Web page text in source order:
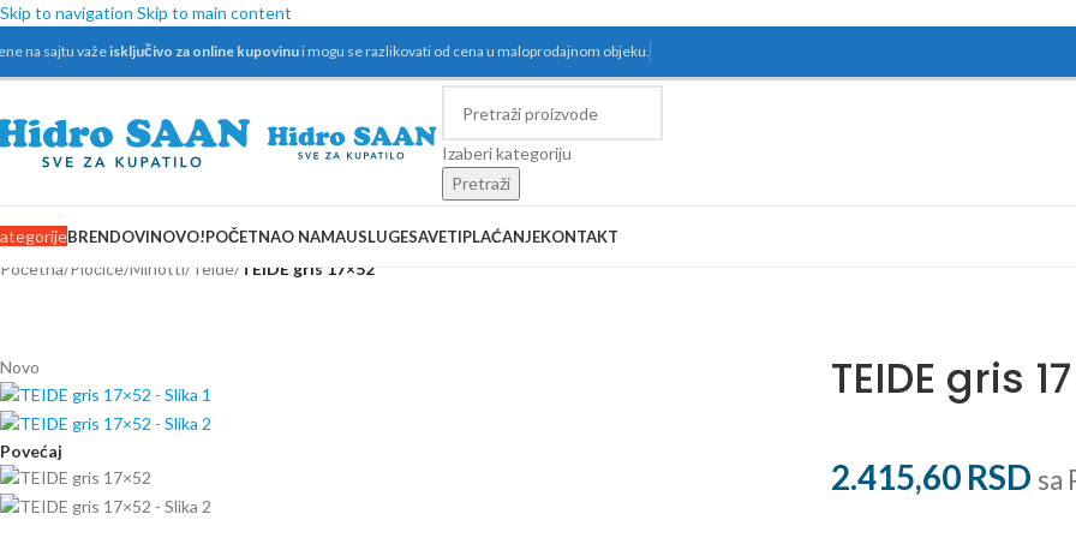
Skip to navigation Skip to main content
na sajtu važeisključivo za online kupovinui mogu se razlikovati od cena u maloprodajnom objeku.
Izaberi kategoriju
Pretraži
BRENDOVINOVO!POČETNAO NAMAUSLUGESAVETIPLAĆANJEKONTAKT
Početna/Pločice/Minotti/ Teide/ TEIDE gris 17×52
Novo
Povećaj
TEIDE gris
2.415,60 RSD sa